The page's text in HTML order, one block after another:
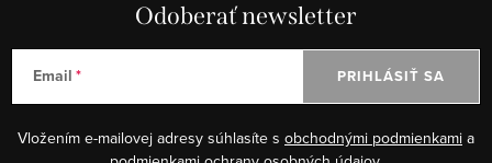
Odoberať newsletter
Email
Vložením e-mailovej adresy súhlasíte s obchodnými podmienkami a
PRIHLÁSIŤ SA